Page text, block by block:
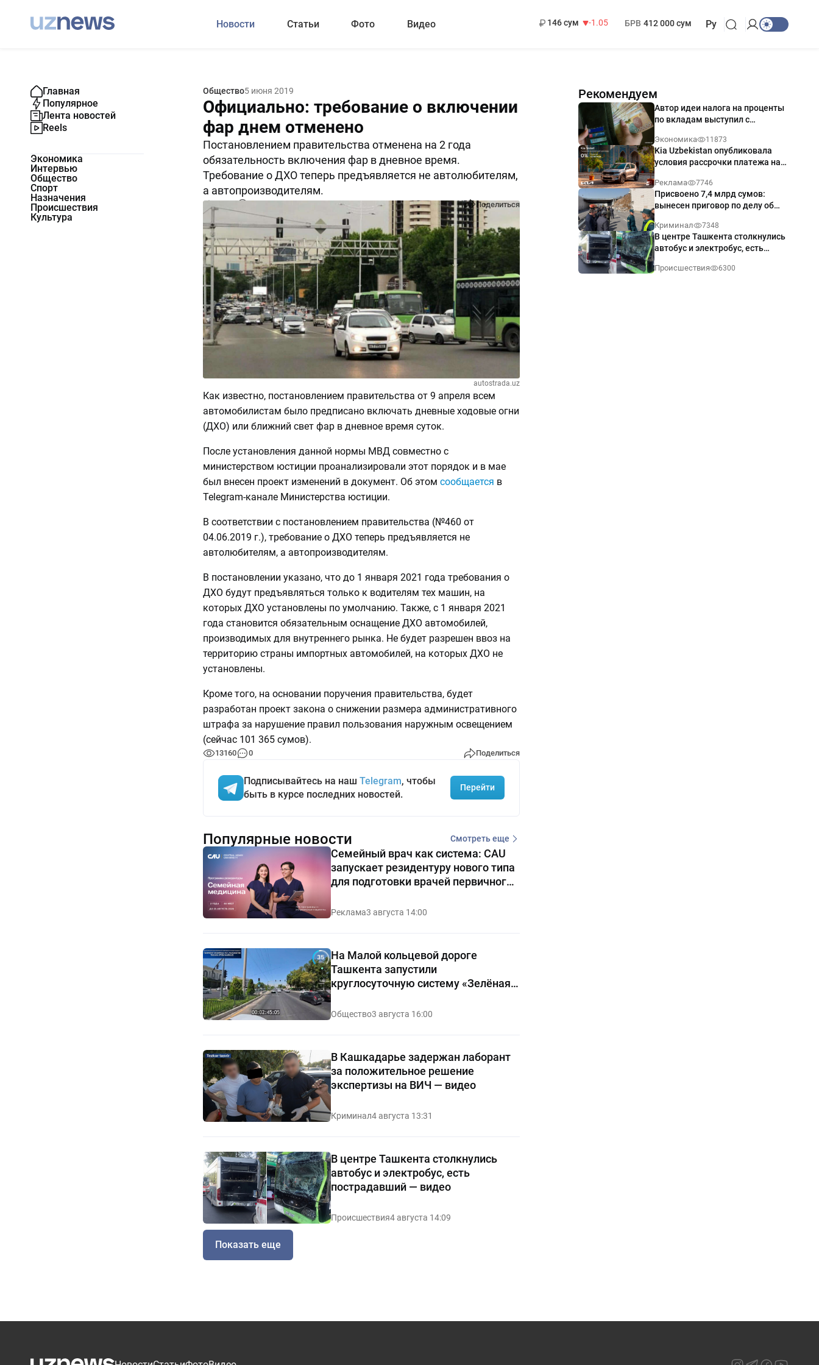
Новости Статьи Фото Видео
146 сум
-1.05
БРВ 412 000 сум Ру
Главная
Популярное
Лента новостей
Reels
Экономика
Интервью
Общество
Спорт
Назначения
Происшествия
Культура
Общество5 июня 2019
Официально: требование о включении
фар днем отменено
Постановлением правительства отменена на 2 года
обязательность включения фар в дневное время.
Требование о ДХО теперь предъявляется не автолюбителям,
а автопроизводителям.
Поделиться
autostrada.uz
Как известно, постановлением правительства от 9 апреля всем
автомобилистам было предписано включать дневные ходовые огни
(ДХО) или ближний свет фар в дневное время суток.
После установления данной нормы МВД совместно с
министерством юстиции проанализировали этот порядок и в мае
был внесен проект изменений в документ. Об этом сообщается в
Telegram-канале Министерства юстиции.
В соответствии с постановлением правительства (№460 от
04.06.2019 г.), требование о ДХО теперь предъявляется не
автолюбителям, а автопроизводителям.
В постановлении указано, что до 1 января 2021 года требования о
ДХО будут предъявляться только к водителям тех машин, на
которых ДХО установлены по умолчанию. Также, с 1 января 2021
года становится обязательным оснащение ДХО автомобилей,
производимых для внутреннего рынка. Не будет разрешен ввоз на
территорию страны импортных автомобилей, на которых ДХО не
установлены.
Кроме того, на основании поручения правительства, будет
разработан проект закона о снижении размера административного
штрафа за нарушение правил пользования наружным освещением
(сейчас 101 365 сумов).
13160 0 Поделиться
Подписывайтесь на наш Telegram, чтобы
быть в курсе последних новостей.
Перейти
Рекомендуем
Автор идеи налога на проценты
по вкладам выступил с
Экономика 11873
Kia Uzbekistan опубликовала
условия рассрочки платежа на
годовых
Реклама 7746
Присвоено 7,4 млрд сумов:
вынесен приговор по делу об
Ташкенте
Криминал 7348
В центре Ташкента столкнулись
автобус и электробус, есть
Происшествия 6300
Популярные новости Смотреть еще
Семейный врач как система: CAU
запускает резидентуру нового типа
для подготовки врачей первичного
звена
Реклама3 августа 14:00
На Малой кольцевой дороге
Ташкента запустили
круглосуточную систему «Зелёная
волна»
Общество3 августа 16:00
В Кашкадарье задержан лаборант
за положительное решение
экспертизы на ВИЧ — видео
Криминал4 августа 13:31
В центре Ташкента столкнулись
автобус и электробус, есть
пострадавший — видео
Происшествия4 августа 14:09
Показать еще